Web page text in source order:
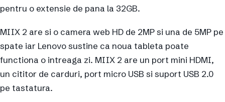
pentru o extensie de pana la 32GB.
MIIX 2 are si o camera web HD de 2MP si una de 5MP pe
spate iar Lenovo sustine ca noua tableta poate
functiona o intreaga zi. MIIX 2 are un port mini HDMI,
un cititor de carduri, port micro USB si suport USB 2.0
pe tastatura.